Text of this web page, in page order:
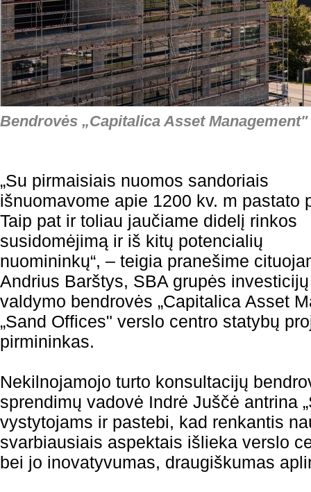
Bendrovės „Capitalica Asset
„Su pirmaisiais nuomos sandoriais
išnuomavome apie 1200 kv. m pastato
Taip pat ir toliau jaučiame didelį rinkos
susidomėjimą ir iš kitų potencialių
nuomininkų“, – teigia pranešime
Andrius Barštys, SBA grupės investicijų
valdymo bendrovės „Capitalica Asset
„Sand Offices" verslo centro statybų
pirmininkas.
Nekilnojamojo turto konsultacijų
sprendimų vadovė Indrė Juščė antrina
vystytojams ir pastebi, kad renkantis
svarbiausiais aspektais išlieka verslo
bei jo inovatyvumas, draugiškumas